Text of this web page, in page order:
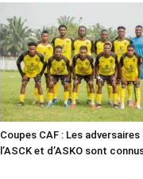
Coupes CAF : Les adversaires
l’ASCK et d’ASKO sont